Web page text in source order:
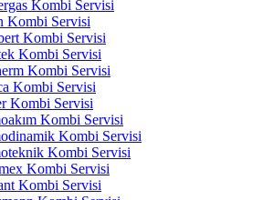
Kombi Servisi
Kombi Servisi
Kombi Servisi
Kombi Servisi
Kombi Servisi
Kombi Servisi
Kombi Servisi
Kombi Servisi
Kombi Servisi
Kombi Servisi
Kombi Servisi
Kombi Servisi